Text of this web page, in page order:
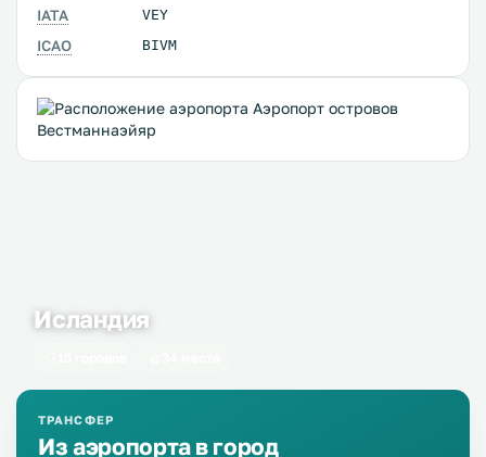
IATA VEY
ICAO BIVM
Исландия
ТРАНСФЕР
Из аэропорта в город